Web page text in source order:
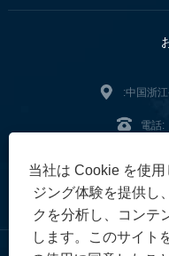
:中国浙
電話:
ファッ
Copyright © 2024
当社は Cookie を使
ジング体験を提供し
クを分析し、コンテ
します。このサイト